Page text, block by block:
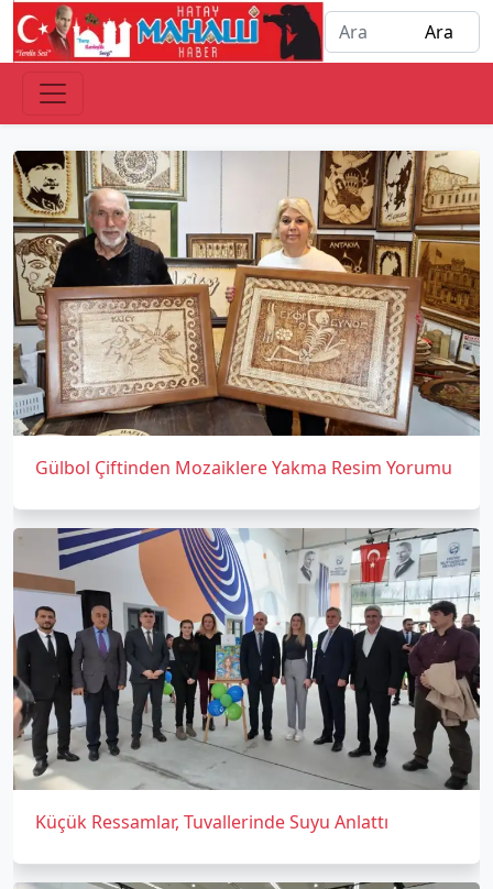
Gülbol Çiftinden Mozaiklere Yakma Resim Yorumu
Küçük Ressamlar, Tuvallerinde Suyu Anlattı